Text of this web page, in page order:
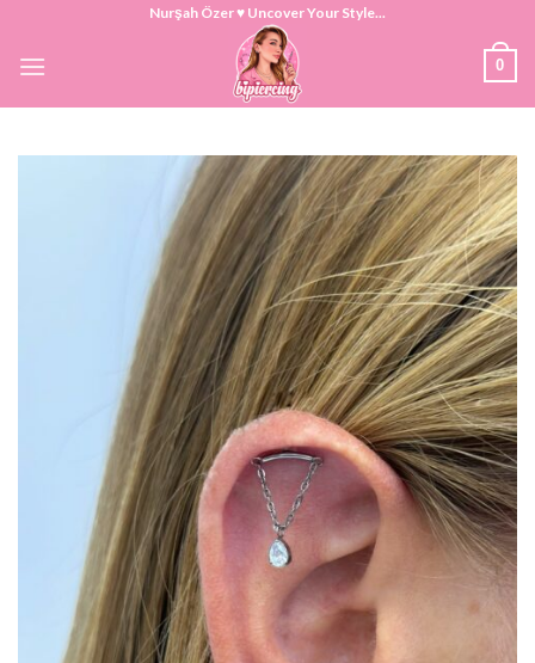
content
Nurşah Özer ♥ Uncover Your Style...
0